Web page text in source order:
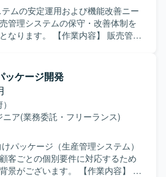
テムの安定運用および機能改善ニー
管理システムの保守・改善体制を
業内容】 販売管理
お任せいたします。既存機能の改
業務要望に基づく機能追加なども
円滑にコミュニケーションを取
課題解決に取り組んでいただける
存システムの保守・改善業務に対
にマッチする環境です。 【ポジ
る販売管理システムに長期的に関
技術スキルの両面を深めていただ
ッケージ開発
ニア(業務委託・フリーランス)
パッケージ（生産管理システム）
客ごとの個別要件に対応するため
います。 【作業内容】 製